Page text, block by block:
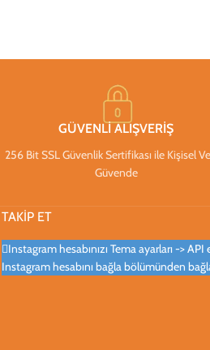
GÜVENLİ ALIŞVERİŞ
256 Bit SSL Güvenlik Sertifikası ile Kişisel
Güvende
TAKİP ET
Instagram hesabınızı Tema ayarları ->
Instagram hesabını bağla bölümünden